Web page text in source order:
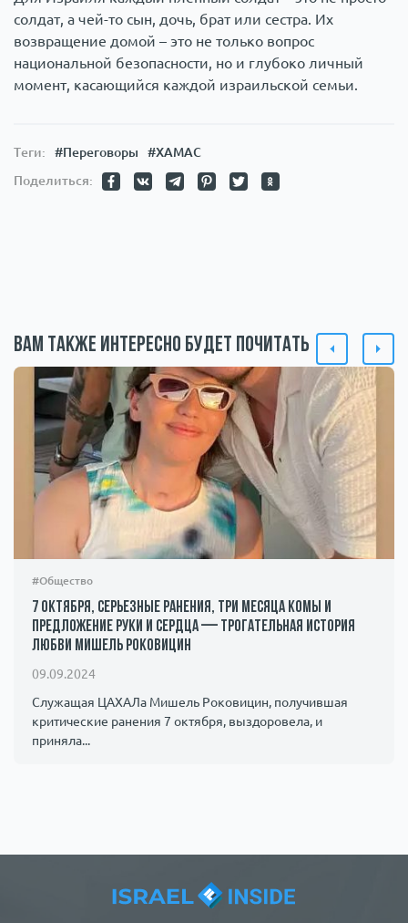
солдат, а чей-то сын, дочь, брат или сестра. Их
возвращение домой – это не только вопрос
национальной безопасности, но и глубоко личный
момент, касающийся каждой израильской семьи.
Теги: #Переговоры
#ХАМАС
Поделиться:
Вам также интересно будет почитать
#Общество
7 октября, серьезные ранения, три месяца комы и
предложение руки и сердца — трогательная история
любви Мишель Роковицин
09.09.2024
Служащая ЦАХАЛа Мишель Роковицин, получившая
критические ранения 7 октября, выздоровела, и
приняла...